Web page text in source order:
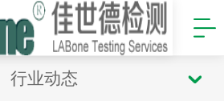
行业动态